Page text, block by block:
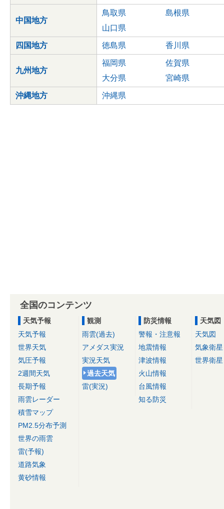
中国地方
鳥取県
島根県
山口県
四国地方 徳島県 香川県
九州地方
福岡県
佐賀県
大分県
宮崎県
沖縄地方 沖縄県
全国のコンテンツ
天気予報
天気予報
世界天気
気圧予報
2週間天気
長期予報
雨雲レーダー
積雪マップ
PM2.5分布予測
世界の雨雲
雷(予報)
道路気象
黄砂情報
観測
雨雲(過去)
アメダス実況
実況天気
過去天気
雷(実況)
防災情報
警報・注意報
地震情報
津波情報
火山情報
台風情報
知る防災
天気図
天気図
気象衛星
世界衛星